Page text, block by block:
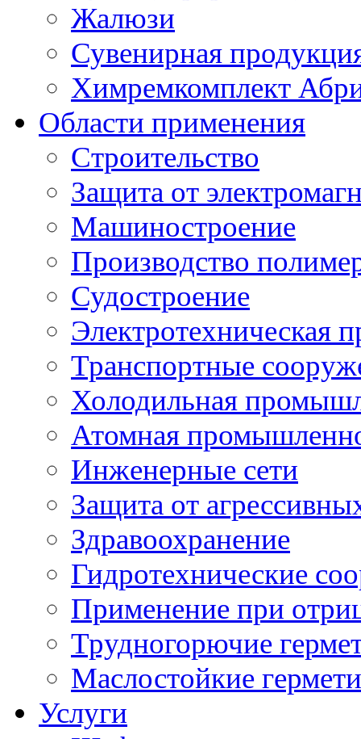
Жалюзи
Сувенирная
Химремкомплект
Области применения
Строительство
Защита от
Машиностроение
Производство
Судостроение
Электротехническая
Транспортные
Холодильная
Атомная
Инженерные сети
Защита от
Здравоохранение
Гидротехнические
Применение при
Трудногорючие
Маслостойкие
Услуги